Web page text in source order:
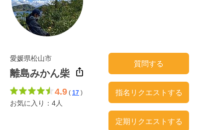
愛媛県松山市
離島みかん柴
4.9 ( 17 )
お気に入り：4人
質問する
指名リクエストする
定期リクエストする